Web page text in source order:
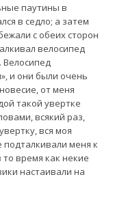
паутины в
в седло; а затем
с обеих сторон
велосипед
Велосипед
и они были очень
от меня
такой увертке
всякий раз,
вся моя
меня к
время как некие
настаивали на